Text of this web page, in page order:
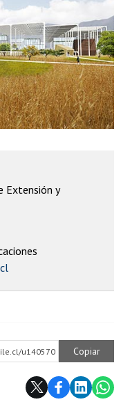
Extensión y
u140570 Copiar